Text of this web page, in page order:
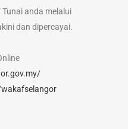
anda melalui
dan dipercayai.